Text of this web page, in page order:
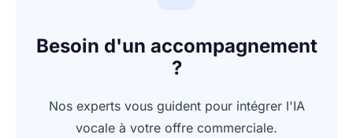
Besoin d'un accompagnement
?
Nos experts vous guident pour intégrer l'IA
vocale à votre offre commerciale.